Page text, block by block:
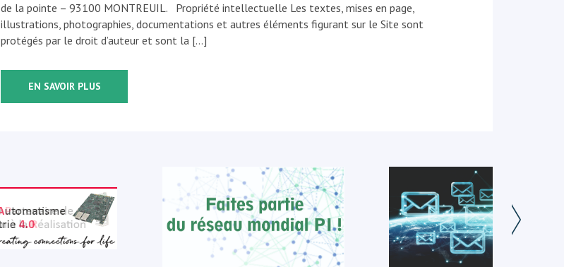
de la pointe – 93100 MONTREUIL. Propriété intellectuelle Les textes, mises en page,
illustrations, photographies, documentations et autres éléments figurant sur le Site sont
protégés par le droit d’auteur et sont la […]
EN SAVOIR PLUS